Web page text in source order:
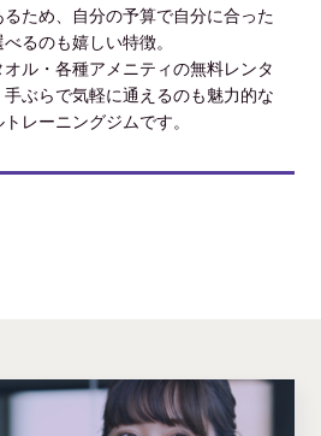
るため、自分の予算で自分に合った
るのも嬉しい特徴。
オル・各種アメニティの無料レンタ
手ぶらで気軽に通えるのも魅力的な
レーニングジムです。